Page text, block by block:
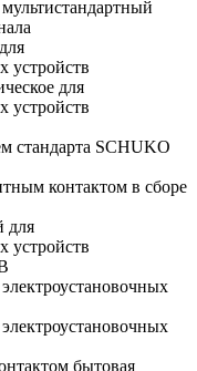
устройств
для
устройств
стандарта SCHUKO
контактом в сборе
для
устройств
бытовая